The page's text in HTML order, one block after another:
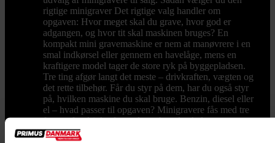
rigtige minigraver Det rigtige valg handler om
opgaven: Hvor meget skal du grave, hvor god er
adgangen, og hvor tit skal maskinen bruges? En
kompakt mini gravemaskine er nem at manøvrere i en
smal indkørsel eller gennem en havelåge, mens en
kraftigere model tager de store ryk på byggepladsen.
Tre ting afgør langt det meste – drivkraften, vægten og
det rette tilbehør. Får du styr på dem, har du også styr
på, hvilken maskine du skal bruge. Benzin, diesel eller
el – hvad passer til opgaven? Minigravere fås med tre
former for drivkraft, og det er her, du skal starte.
Dieseldrevne modeller er arbejdshesten til lange dage